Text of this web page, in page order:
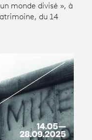
monde divisé », à
du 14